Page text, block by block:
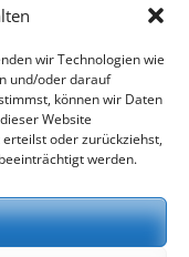
wir Technologien wie
und/oder darauf
können wir Daten
Website
oder zurückziehst,
werden.
mit
–
Energiewende.